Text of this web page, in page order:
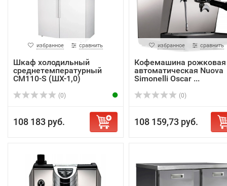
избранное сравнить
Шкаф холодильный
среднетемпературный
CM110-S (ШХ-1,0)
(0)
108 183 руб.
избранное сравнить
Кофемашина рожковая
автоматическая Nuova
Simonelli Oscar ...
(0)
108 159,73 руб.